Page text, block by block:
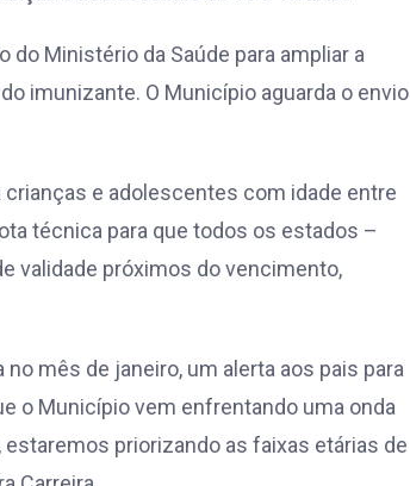
Ministério da Saúde para ampliar a
imunizante. O Município aguarda o envio
crianças e adolescentes com idade entre
técnica para que todos os estados –
validade próximos do vencimento,
mês de janeiro, um alerta aos pais para
o Município vem enfrentando uma onda
priorizando as faixas etárias de